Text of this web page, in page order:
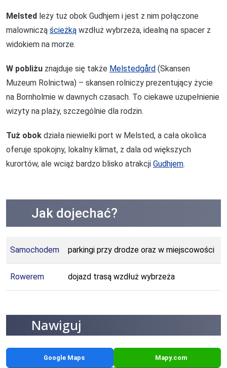
Melsted leży tuż obok Gudhjem i jest z nim połączone
malowniczą ścieżką wzdłuż wybrzeża, idealną na spacer z
widokiem na morze.
W pobliżu znajduje się także Melstedgård (Skansen
Muzeum Rolnictwa) – skansen rolniczy prezentujący życie
na Bornholmie w dawnych czasach. To ciekawe uzupełnienie
wizyty na plaży, szczególnie dla rodzin.
Tuż obok działa niewielki port w Melsted, a cała okolica
oferuje spokojny, lokalny klimat, z dala od większych
kurortów, ale wciąż bardzo blisko atrakcji Gudhjem.
Jak dojechać?
Samochodem parkingi przy drodze oraz w miejscowości
Rowerem dojazd trasą wzdłuż wybrzeża
Nawiguj
Google Maps Mapy.com